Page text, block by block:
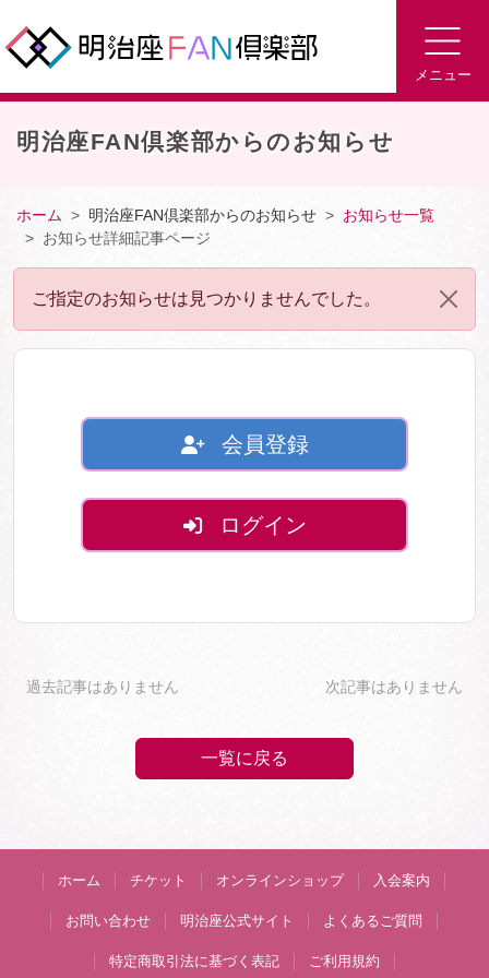
メニュー
明治座FAN倶楽部からのお知らせ
ホーム 明治座FAN倶楽部からのお知らせ
お知らせ一覧
お知らせ詳細記事ページ
ご指定のお知らせは見つかりませんでした。
会員登録
ログイン
過去記事はありません 次記事はありません
一覧に戻る
ホーム チケット オンラインショップ 入会案内
お問い合わせ 明治座公式サイト よくあるご質問
特定商取引法に基づく表記 ご利用規約